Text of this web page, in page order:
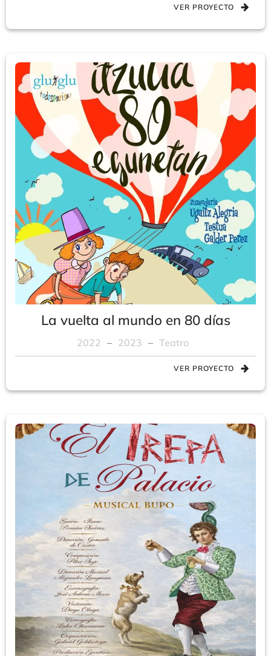
VER PROYECTO
La vuelta al mundo en 80 días
2022 – 2023 – Teatro
VER PROYECTO